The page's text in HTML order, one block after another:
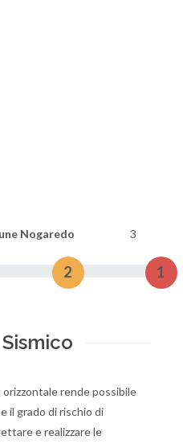
Nogaredo 3
2 1
rende possibile
il grado di rischio di
e realizzare le